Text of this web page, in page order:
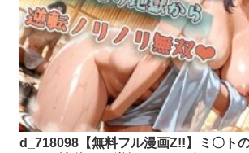
d_718098【無料フル漫画Z!!】ミ〇トの